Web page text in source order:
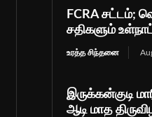
FCRA சட்டம்;
சதிகளும்
உரத்த சிந்தனை
இருக்கன்குடி
ஆடி மாத